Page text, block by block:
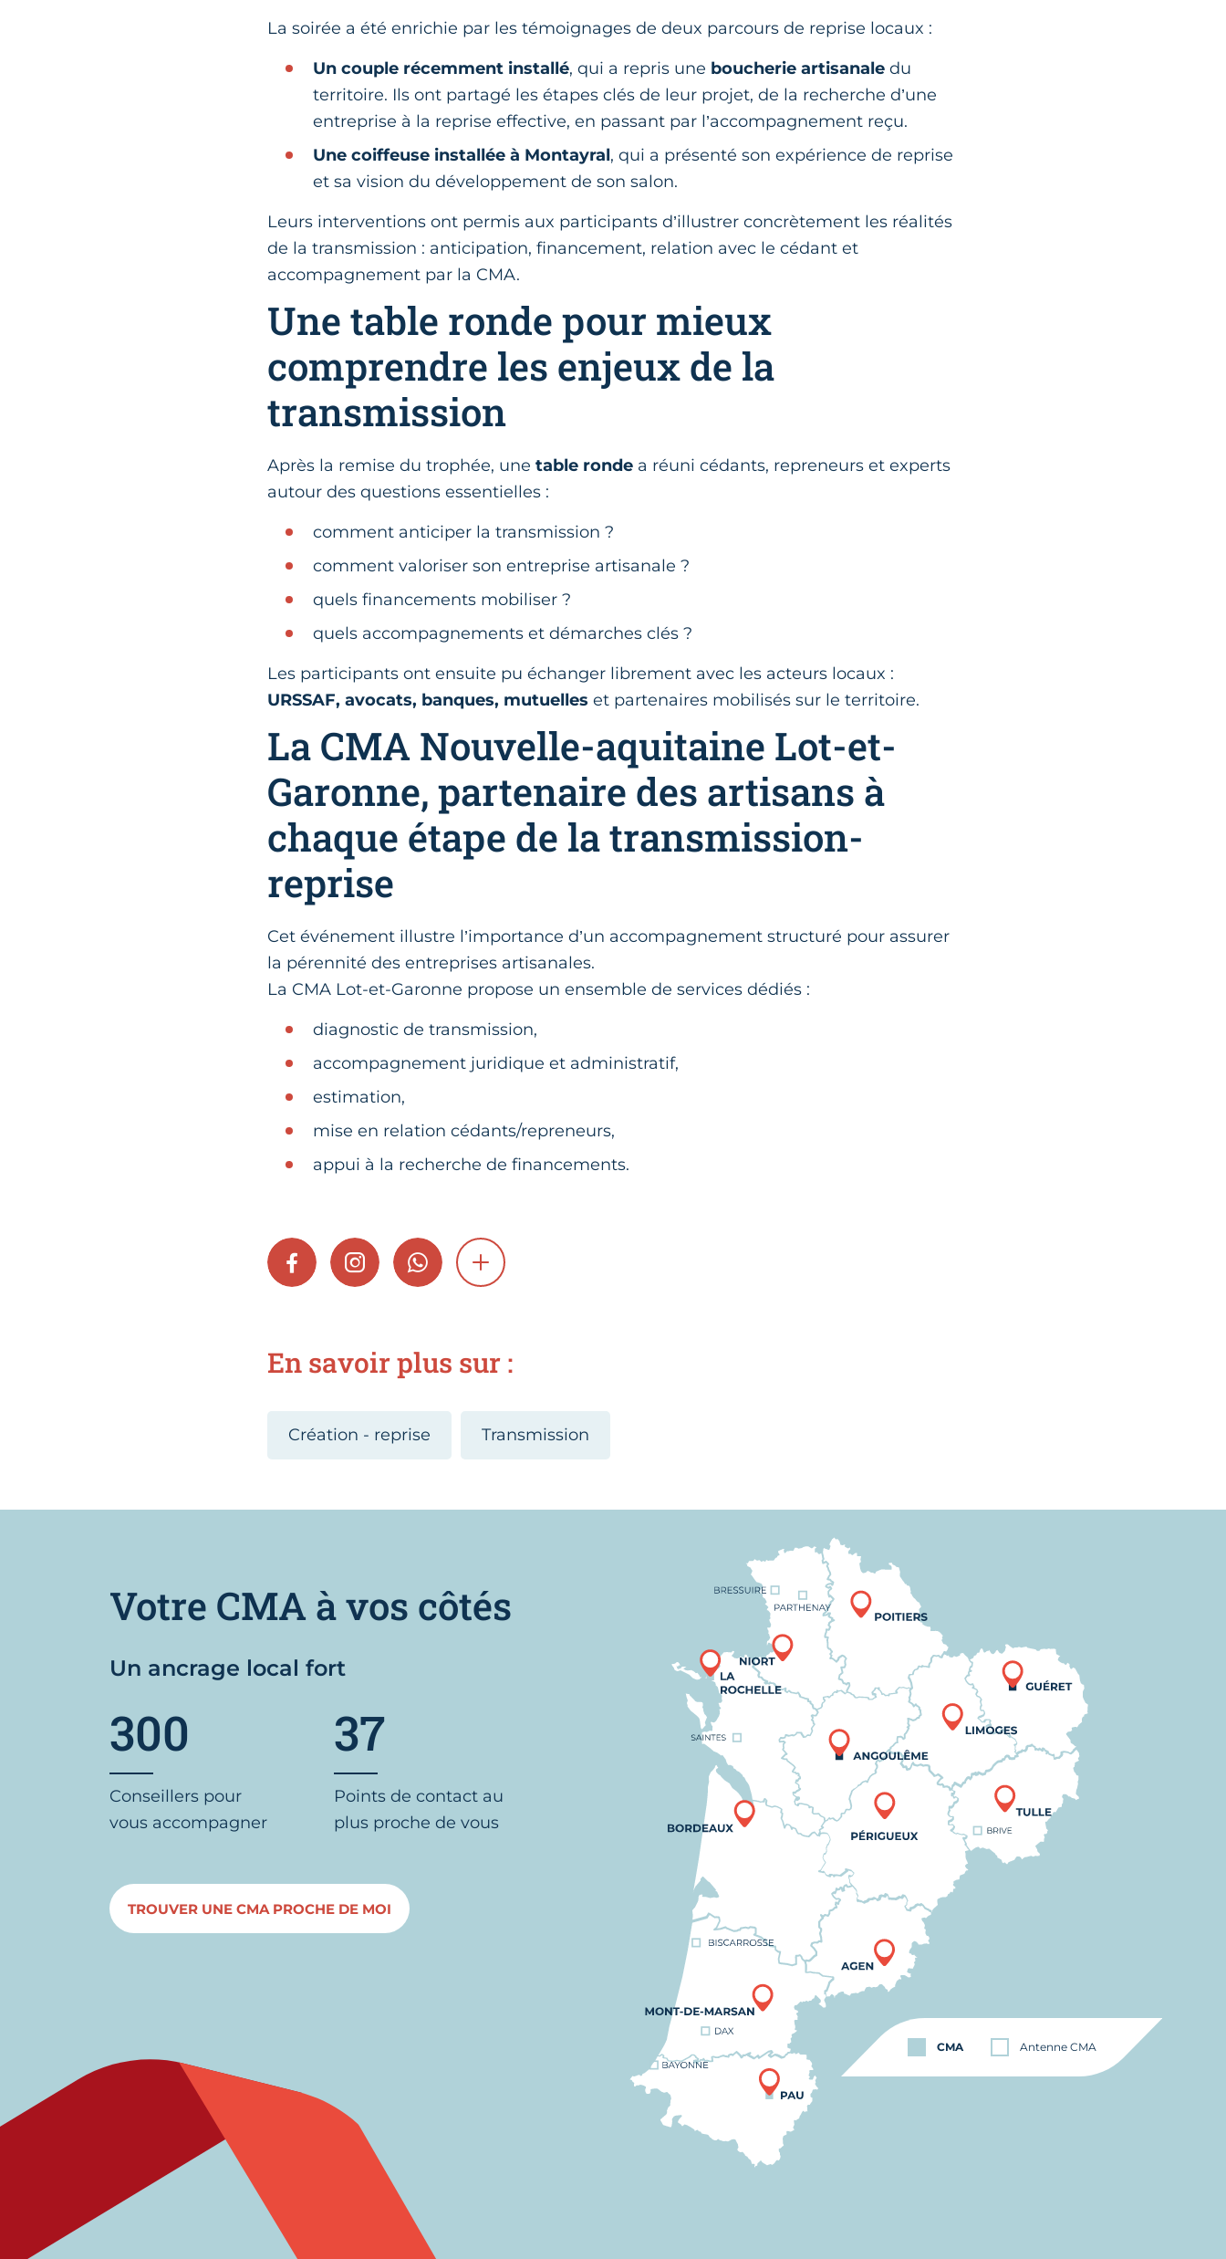
La soirée a été enrichie par les témoignages de deux parcours de reprise locaux :
Un couple récemment installé, qui a repris une boucherie artisanale du
territoire. Ils ont partagé les étapes clés de leur projet, de la recherche d’une
entreprise à la reprise effective, en passant par l’accompagnement reçu.
Une coiffeuse installée à Montayral, qui a présenté son expérience de reprise
et sa vision du développement de son salon.
Leurs interventions ont permis aux participants d’illustrer concrètement les réalités
de la transmission : anticipation, financement, relation avec le cédant et
accompagnement par la CMA.
Une table ronde pour mieux
comprendre les enjeux de la
transmission
Après la remise du trophée, unetable ronde a réuni cédants, repreneurs et experts
autour des questions essentielles :
comment anticiper la transmission ?
comment valoriser son entreprise artisanale ?
quels financements mobiliser ?
quels accompagnements et démarches clés ?
Les participants ont ensuite pu échanger librement avec les acteurs locaux :
URSSAF, avocats, banques, mutuelleset partenaires mobilisés sur le territoire.
La CMA Nouvelle-aquitaine Lot-et-
Garonne, partenaire des artisans à
chaque étape de la transmission-
reprise
Cet événement illustre l’importance d’un accompagnement structuré pour assurer
la pérennité des entreprises artisanales.
La CMA Lot-et-Garonne propose un ensemble de services dédiés :
diagnostic de transmission,
accompagnement juridique et administratif,
estimation,
mise en relation cédants/repreneurs,
appui à la recherche de financements.
FACEBOOKINSTAGRAMWHATSAPPSHOW MORE
En savoir plus sur :
Création - reprise Transmission
CMA Antenne CMA
Votre CMA à vos côtés
Un ancrage local fort
300
Conseillers pour
vous accompagner
37
Points de contact au
plus proche de vous
TROUVER UNE CMA PROCHE DE MOI